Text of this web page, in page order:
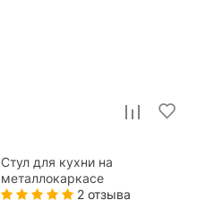
Стул для кухни на
металлокаркасе
2 отзыва